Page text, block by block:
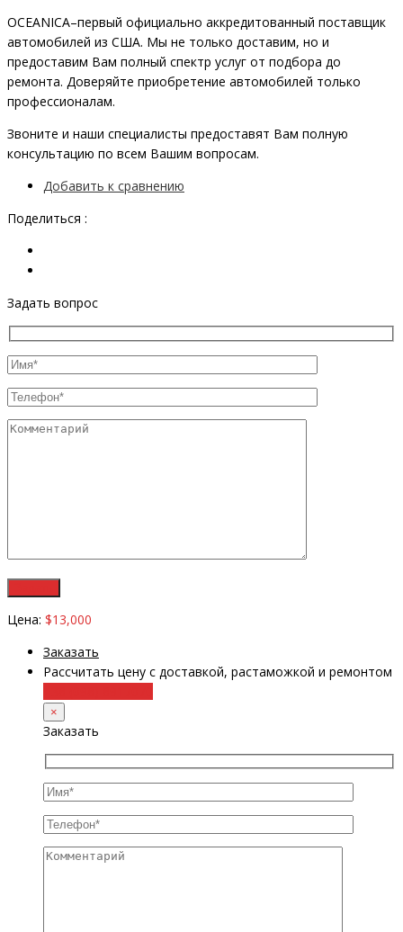
OCEANIСA–первый официально аккредитованный поставщик
автомобилей из США. Мы не только доставим, но и
предоставим Вам полный спектр услуг от подбора до
ремонта. Доверяйте приобретение автомобилей только
профессионалам.
Звоните и наши специалисты предоставят Вам полную
консультацию по всем Вашим вопросам.
Добавить к сравнению
Поделиться :
Задать вопрос
Цена: $13,000
Заказать
Рассчитать цену с доставкой, растаможкой и ремонтом
×
Заказать